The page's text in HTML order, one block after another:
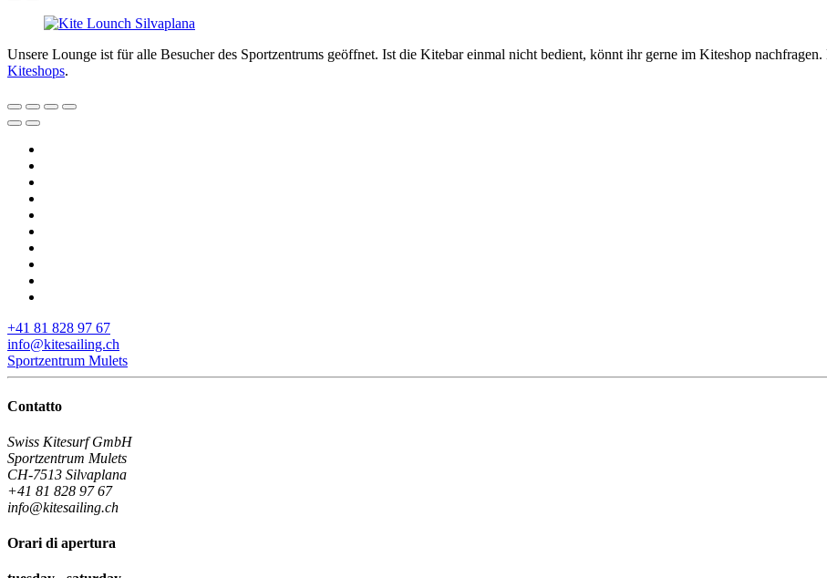
Unsere Lounge ist für alle Besucher des Sportzentrums geöffnet. Ist die Kitebar einmal nicht bedient, könnt ihr gerne im Kiteshop
Kiteshops.
+41 81 828 97 67
info@kitesailing.ch
Sportzentrum Mulets
Contatto
Swiss Kitesurf GmbH
Sportzentrum Mulets
CH-7513 Silvaplana
+41 81 828 97 67
info@kitesailing.ch
Orari di apertura